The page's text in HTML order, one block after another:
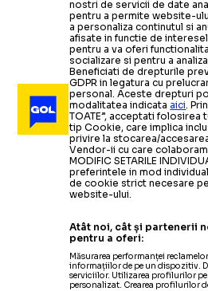
nostri de servicii de date
pentru a permite website-
a personaliza continutul si
afisate in functie de
pentru a va oferi
socializare si pentru a
Beneficiati de drepturile
GDPR in legatura cu
personal. Aceste drepturi
modalitatea indicataaici.
TOATE”, acceptati
tip Cookie, care implica
privire la stocarea/
Vendor-ii cu care
MODIFIC SETARILE
preferintele in mod
de cookie strict necesare
website-ului.
Atât noi, cât și partenerii
pentru a oferi:
Măsurarea performanței
informațiilor de pe un dispozitiv.
serviciilor. Utilizarea profilurilor
personalizat. Crearea profilurilor